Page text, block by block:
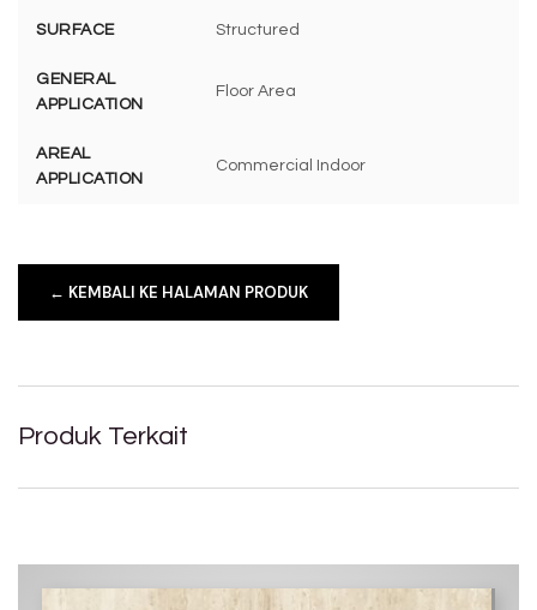
SURFACE Structured
GENERAL
APPLICATION
Floor Area
AREAL
APPLICATION
Commercial Indoor
← KEMBALI KE HALAMAN PRODUK
Produk Terkait